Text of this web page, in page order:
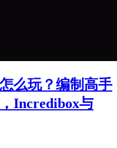
么玩？编制高手
Incredibox与